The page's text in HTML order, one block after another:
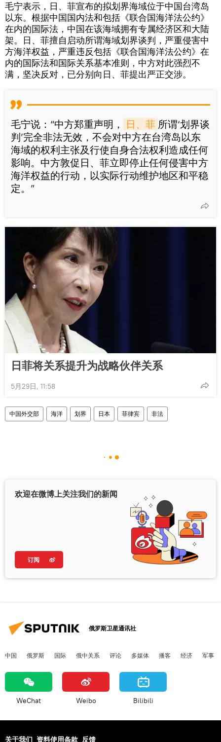
毛宁表示，日、菲宣布的拟划界海域位于中国台湾岛
以东。根据中国国内法和包括《联合国海洋法公约》
在内的国际法，中国在该海域拥有专属经济区和大陆
架。日、菲擅自启动所谓海域划界谈判，严重侵害中
方海洋权益，严重违反包括《联合国海洋法公约》在
内的国际法和国际关系基本准则，中方对此强烈不
满，坚决反对，已分别向日、菲提出严正交涉。
毛宁说：“中方郑重声明， 日、菲 所谓‘划界谈
判’完全非法无效，不会对中方在台湾岛以东
海域的权利主张及行使自身合法权利造成任何
影响。中方敦促日、菲立即停止任何侵害中方
海洋权益的行动，以实际行动维护地区和平稳
定。”
日菲将关系提升为战略伙伴关系
5月29日, 11:58
中国外交部 海洋 划界 日本 菲律宾 非法
欢迎在微博上关注我们的新闻
订阅
俄罗斯卫星通讯社
中国 俄罗斯 国际 俄中关系 评论 多媒体 播客 经济 军事
WeChat Weibo Bilibili
关于我们 资料使用条款 反馈